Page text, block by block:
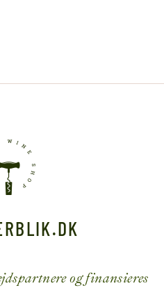
og finansieres